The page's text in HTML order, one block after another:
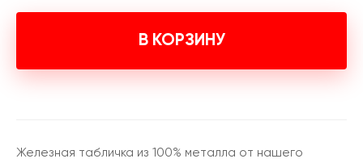
В КОРЗИНУ
Железная табличка из 100% металла от нашего